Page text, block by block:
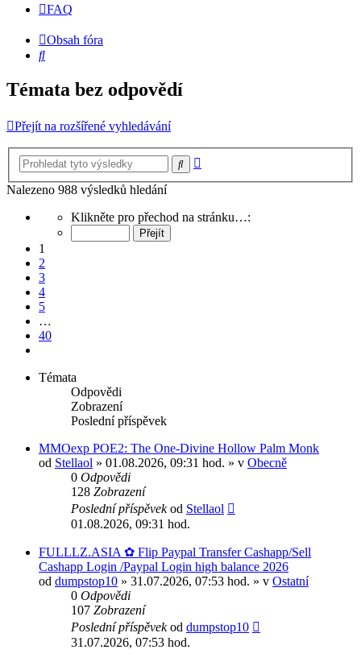
FAQ
Obsah fóra
Hledat
Témata bez odpovědí
Přejít na rozšířené vyhledávání
Hledat
Nalezeno 988 výsledků hledání
Stránka
z
40
Klikněte pro přechod na stránku…:
1
2
3
4
5
…
40
Témata
Odpovědi
Zobrazení
Poslední příspěvek
MMOexp POE2: The One-Divine Hollow Palm Monk
od Stellaol » 01.08.2026, 09:31 hod. » v Obecně
0 Odpovědi
128 Zobrazení
Poslední příspěvekod Stellaol
01.08.2026, 09:31 hod.
FULLLZ.ASIA ✿ Flip Paypal Transfer Cashapp/Sell
Cashapp Login /Paypal Login high balance 2026
od dumpstop10 » 31.07.2026, 07:53 hod. » v Ostatní
0 Odpovědi
107 Zobrazení
Poslední příspěvekod dumpstop10
31.07.2026, 07:53 hod.